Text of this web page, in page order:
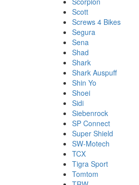
Scott
Screws 4 Bikes
Segura
Sena
Shad
Shark
Shark Auspuff
Shin Yo
Shoei
Sidi
Siebenrock
SP Connect
Super Shield
SW-Motech
TCX
Tigra Sport
Tomtom